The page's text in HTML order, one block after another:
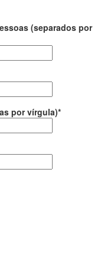
(separados por
por vírgula)*